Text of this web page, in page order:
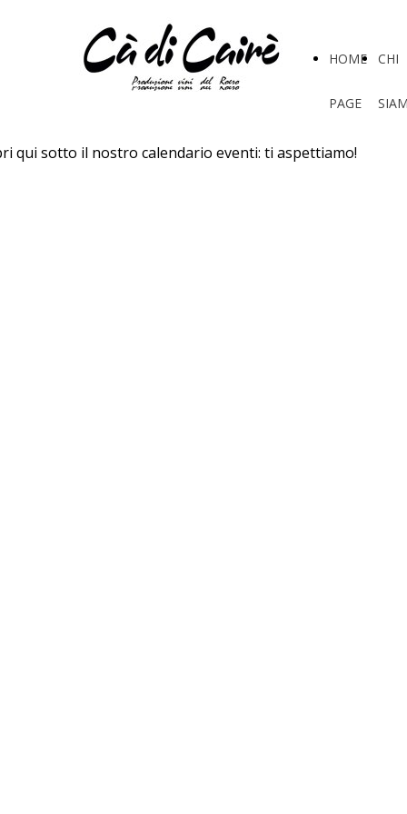
HOME
PAGE
CHI
qui sotto il nostro calendario eventi: ti aspettiamo!